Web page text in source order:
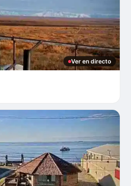
Ver en directo